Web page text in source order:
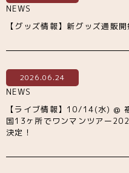
NEWS
【グッズ情報】新グッズ通販開
2026.06.24
NEWS
【ライブ情報】10/14(水) @
国13ヶ所でワンマンツアー
決定！